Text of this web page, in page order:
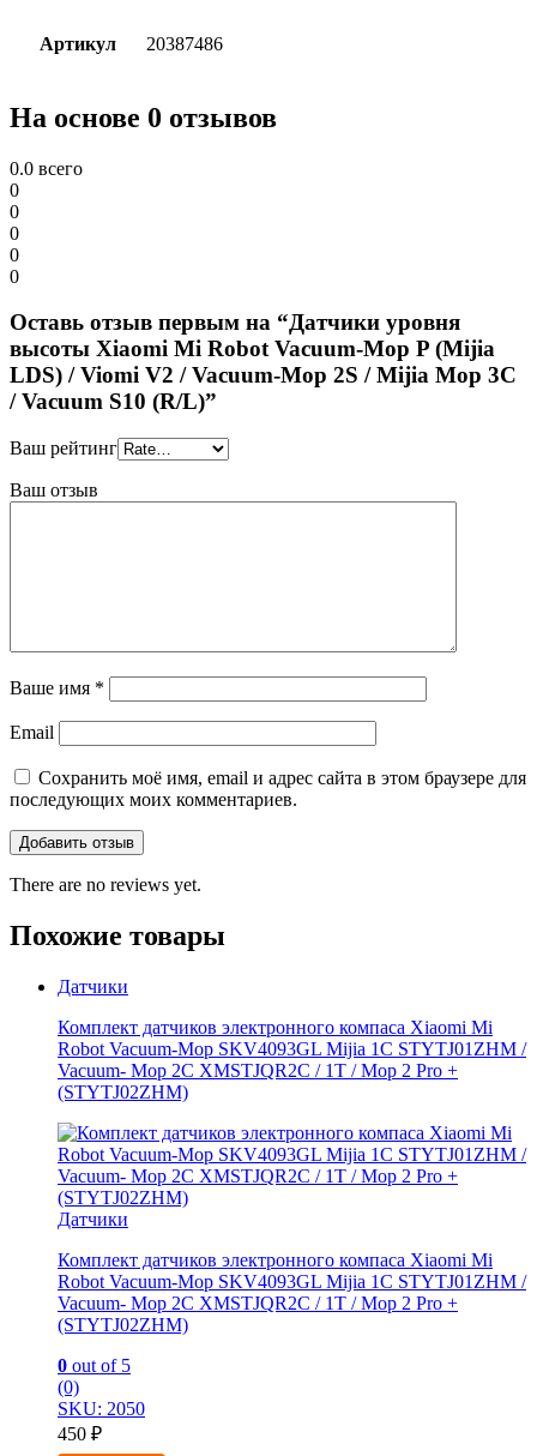
Артикул 20387486
На основе 0 отзывов
0.0 всего
0
0
0
0
0
Оставь отзыв первым на “Датчики уровня
высоты Xiaomi Mi Robot Vacuum-Mop P (Mijia
LDS) / Viomi V2 / Vacuum-Mop 2S / Mijia Mop 3C
/ Vacuum S10 (R/L)”
Ваш рейтинг
Ваш отзыв
Ваше имя *
Email
Сохранить моё имя, email и адрес сайта в этом браузере для
последующих моих комментариев.
There are no reviews yet.
Похожие товары
Датчики
Комплект датчиков электронного компаса Xiaomi Mi
Robot Vacuum-Mop SKV4093GL Mijia 1C STYTJ01ZHM /
Vacuum- Mop 2C XMSTJQR2C / 1T / Mop 2 Pro +
(STYTJ02ZHM)
Датчики
Комплект датчиков электронного компаса Xiaomi Mi
Robot Vacuum-Mop SKV4093GL Mijia 1C STYTJ01ZHM /
Vacuum- Mop 2C XMSTJQR2C / 1T / Mop 2 Pro +
(STYTJ02ZHM)
0 out of 5
(0)
SKU: 2050
450 ₽